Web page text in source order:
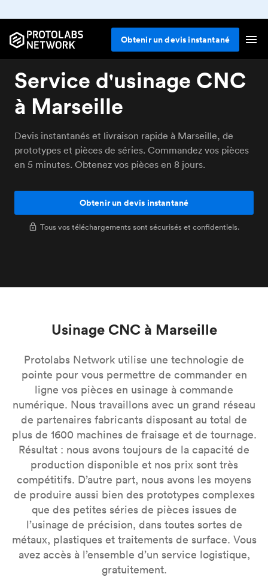
Obtenir un devis instantané
Service d'usinage CNC
à Marseille
Devis instantanés et livraison rapide à Marseille, de
prototypes et pièces de séries. Commandez vos pièces
en 5 minutes. Obtenez vos pièces en 8 jours.
Obtenir un devis instantané
Tous vos téléchargements sont sécurisés et confidentiels.
Usinage CNC à Marseille
Protolabs Network utilise une technologie de
pointe pour vous permettre de commander en
ligne vos pièces en usinage à commande
numérique. Nous travaillons avec un grand réseau
de partenaires fabricants disposant au total de
plus de 1600 machines de fraisage et de tournage.
Résultat : nous avons toujours de la capacité de
production disponible et nos prix sont très
compétitifs. D’autre part, nous avons les moyens
de produire aussi bien des prototypes complexes
que des petites séries de pièces issues de
l’usinage de précision, dans toutes sortes de
métaux, plastiques et traitements de surface. Vous
avez accès à l’ensemble d’un service logistique,
gratuitement.